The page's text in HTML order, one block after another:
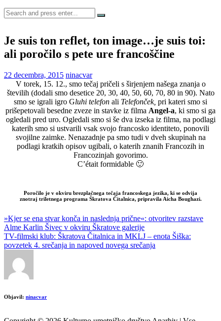
Search
for:
Je suis ton reflet, ton image…je suis toi:
ali poročilo s pete ure francoščine
22 decembra, 2015 ninacvar
V torek, 15. 12., smo tečaj pričeli s širjenjem našega znanja o
številih (dodali smo desetice 20, 30, 40, 50, 60, 70, 80 in 90). Nato
smo se igrali igro Gluhi telefon ali Telefonček, pri kateri smo si
prišepetovali besedne zveze in stavke iz filma Angel-a, ki smo si ga
ogledali pred uro. Ogledali smo si še dva izseka iz filma, na podlagi
katerih smo si ustvarili vsak svojo francosko identiteto, ponovili
svojilne zaimke. Nenazadnje pa smo tudi v dveh skupinah na
podlagi kratkih opisov ugibali, o katerih znanih Francozih in
Francozinjah govorimo.
C’était formidable 🙂
Poročilo je v okviru brezplačnega tečaja francoskega jezika, ki se odvija
znotraj triletnega programa Škratova Čitalnica, pripravila Aicha Boughazi.
Post
navigation
»Kjer se ena stvar konča in naslednja prične«: otvoritev razstave
Alme Karlin Šivec v okviru Škratove galerije
TV-filmski klub: Škratova Čitalnica in MKLJ – enota Šiška:
povzetek 4. srečanja in napoved novega srečanja
Objavil: ninacvar